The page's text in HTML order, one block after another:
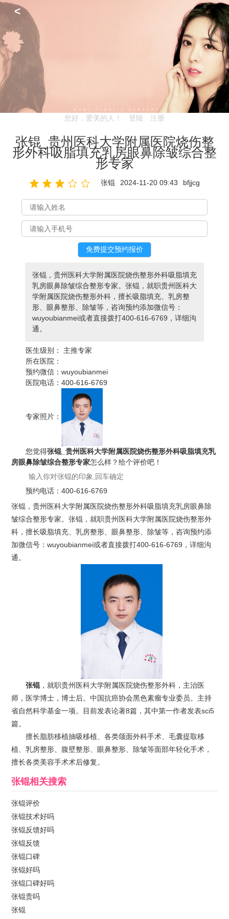
<
您好，爱美的人！ 登陆 注册
张锟_贵州医科大学附属医院烧伤整
形外科吸脂填充乳房眼鼻除皱综合整
形专家
张锟 2024-11-20 09:43 bfjjcg
张锟，贵州医科大学附属医院烧伤整形外科吸脂填充
乳房眼鼻除皱综合整形专家。张锟，就职贵州医科大
学附属医院烧伤整形外科，擅长吸脂填充、乳房整
形、眼鼻整形、除皱等，咨询预约添加微信号：
wuyoubianmei或者直接拨打400-616-6769，详细沟
通。
医生级别：
主推专家
所在医院：
预约微信：wuyoubianmei
医院电话：400-616-6769
专家照片：
您觉得张锟_贵州医科大学附属医院烧伤整形外科吸脂填充乳
房眼鼻除皱综合整形专家怎么样？给个评价吧！
预约电话：400-616-6769
张锟，贵州医科大学附属医院烧伤整形外科吸脂填充乳房眼鼻除
皱综合整形专家。张锟，就职贵州医科大学附属医院烧伤整形外
科，擅长吸脂填充、乳房整形、眼鼻整形、除皱等，咨询预约添
加微信号：wuyoubianmei或者直接拨打400-616-6769，详细沟
通。
张锟，就职贵州医科大学附属医院烧伤整形外科，主治医
师，医学博士，博士后。中国抗癌协会黑色素瘤专业委员。主持
省自然科学基金一项。目前发表论著8篇，其中第一作者发表sci5
篇。
擅长脂肪移植抽吸移植、各类颌面外科手术、毛囊提取移
植、乳房整形、腹壁整形、眼鼻整形、除皱等面部年轻化手术，
擅长各类美容手术术后修复。
张锟相关搜索
张锟评价
张锟技术好吗
张锟反馈好吗
张锟反馈
张锟口碑
张锟好吗
张锟口碑好吗
张锟贵吗
张锟